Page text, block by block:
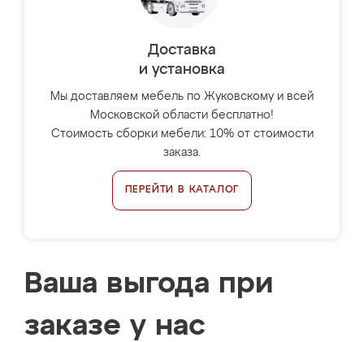
Доставка
и установка
Мы доставляем мебель по Жуковскому и всей
Московской области бесплатно!
Стоимость сборки мебели: 10% от стоимости
заказа.
ПЕРЕЙТИ В КАТАЛОГ
Ваша выгода при
заказе у нас